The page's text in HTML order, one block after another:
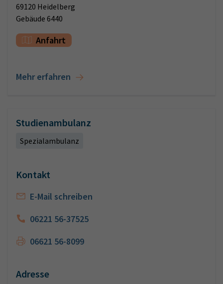
69120 Heidelberg
Gebäude 6440
Anfahrt
Mehr erfahren
Studienambulanz
Spezialambulanz
Kontakt
E-Mail schreiben
06221 56-37525
06621 56-8099
Adresse